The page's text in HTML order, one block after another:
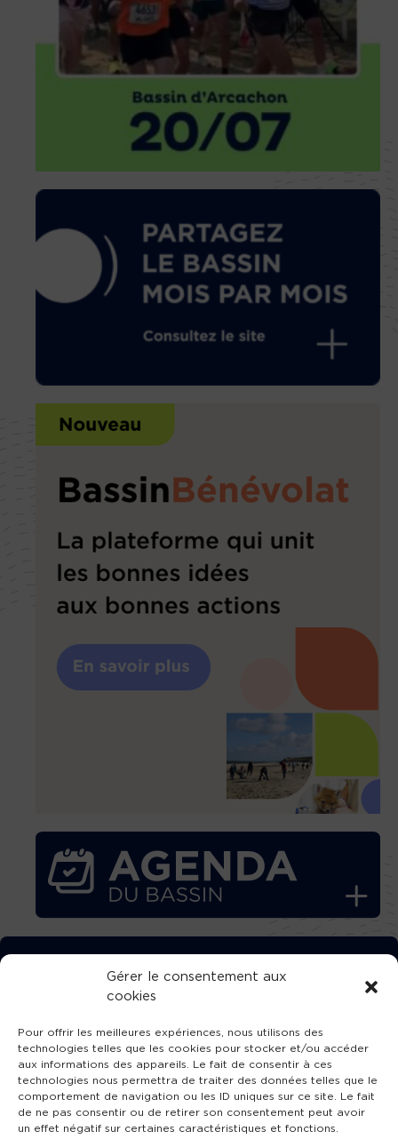
Gérer le consentement aux
cookies
Pour offrir les meilleures expériences, nous utilisons des
technologies telles que les cookies pour stocker et/ou accéder
aux informations des appareils. Le fait de consentir à ces
technologies nous permettra de traiter des données telles que le
comportement de navigation ou les ID uniques sur ce site. Le fait
de ne pas consentir ou de retirer son consentement peut avoir
un effet négatif sur certaines caractéristiques et fonctions.
TÉLÉCHARGEZ GRATUITEMENT
L’APPLICATION TVBA !
SUIVEZ-NOUS !